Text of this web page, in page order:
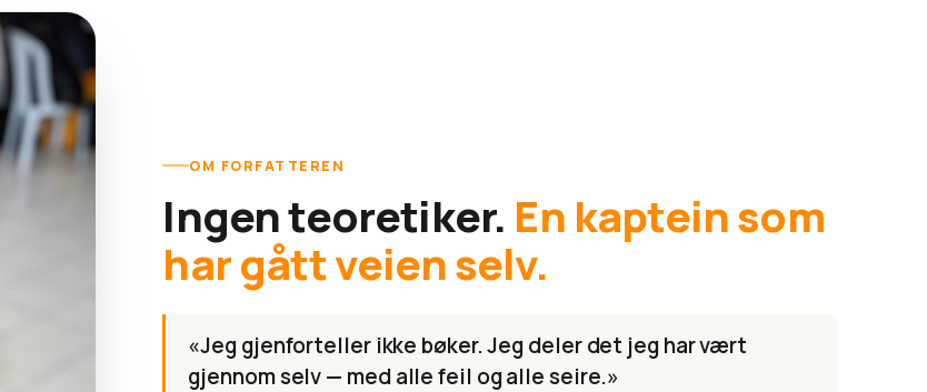
OM FORFATTEREN
Ingen teoretiker. En kaptein som
har gått veien selv.
«Jeg gjenforteller ikke bøker. Jeg deler det jeg har vært
gjennom selv — med alle feil og alle seire.»